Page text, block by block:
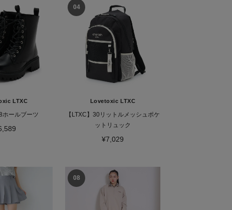
LTXC
ホールブーツ
Lovetoxic LTXC
【LTXC】30リットルメッシュポケ
ットリュック
¥7,029